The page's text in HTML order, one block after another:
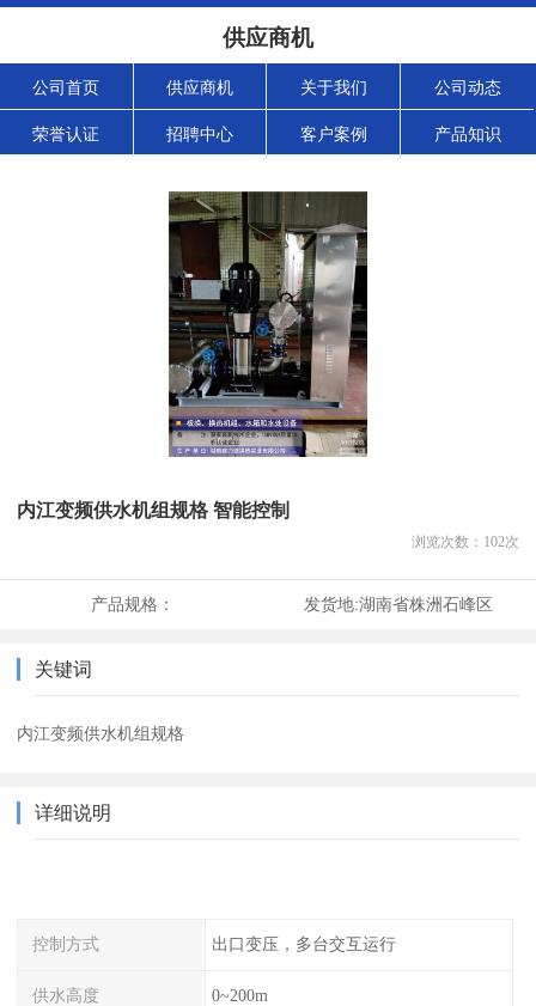
供应商机
公司首页 供应商机 关于我们 公司动态
荣誉认证 招聘中心 客户案例 产品知识
内江变频供水机组规格 智能控制
浏览次数： 102次
产品规格： 发货地:湖南省株洲石峰区
关键词
内江变频供水机组规格
详细说明
控制方式 出口变压，多台交互运行
供水高度 0~200m